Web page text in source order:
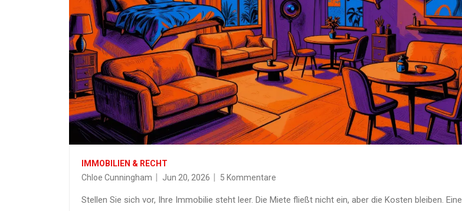
IMMOBILIEN & RECHT
Chloe Cunningham
Jun 20, 2026 5 Kommentare
Stellen Sie sich vor, Ihre Immobilie steht leer. Die Miete fließt nicht ein, aber die Kosten bleiben. Eine